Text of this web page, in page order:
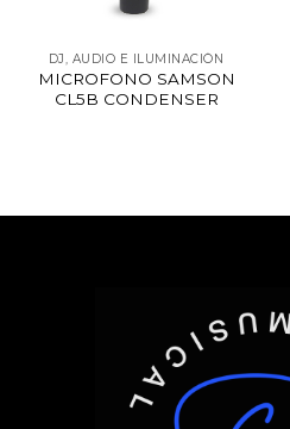
DJ, AUDIO E ILUMINACIÓN
MICROFONO SAMSON
CL5B CONDENSER